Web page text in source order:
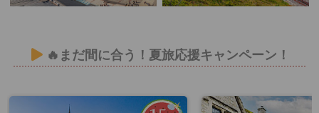
🔥まだ間に合う！夏旅応援キャンペーン！